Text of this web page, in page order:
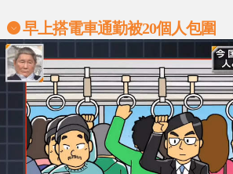
早上搭電車通勤被20個人包圍